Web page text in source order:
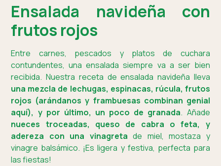
Ensalada navideña con
frutos rojos
Entre carnes, pescados y platos de cuchara
contundentes, una ensalada siempre va a ser bien
recibida. Nuestra receta de ensalada navideña lleva
una mezcla de lechugas, espinacas, rúcula, frutos
rojos (arándanos y frambuesas combinan genial
aquí), y por último, un poco de granada. Añade
nueces troceadas, queso de cabra o feta, y
adereza con una vinagreta de miel, mostaza y
vinagre balsámico. ¡Es ligera y festiva, perfecta para
las fiestas!